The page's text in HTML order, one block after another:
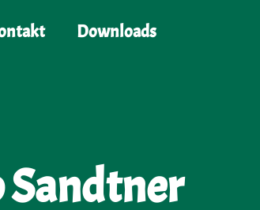
Downloads